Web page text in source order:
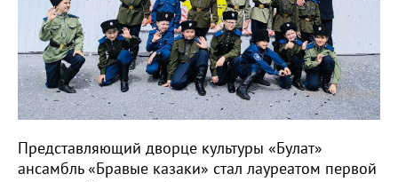
Представляющий дворце культуры «Булат»
ансамбль «Бравые казаки» стал лауреатом первой